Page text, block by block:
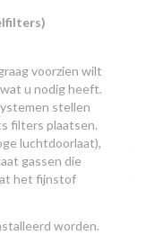
voorzien wilt
u nodig heeft.
stellen
filters plaatsen.
luchtdoorlaat),
gassen die
het fijnstof
worden.